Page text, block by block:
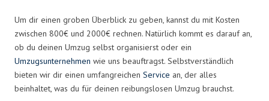
Um dir einen groben Überblick zu geben, kannst du mit Kosten
zwischen 800€ und 2000€ rechnen. Natürlich kommt es darauf an,
ob du deinen Umzug selbst organisierst oder ein
Umzugsunternehmen wie uns beauftragst. Selbstverständlich
bieten wir dir einen umfangreichen Service an, der alles
beinhaltet, was du für deinen reibungslosen Umzug brauchst.